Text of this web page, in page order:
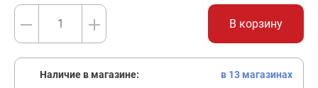
В корзину
Наличие в магазине: в 13 магазинах